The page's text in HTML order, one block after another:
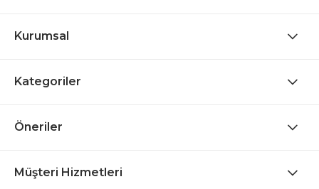
Kurumsal
Kategoriler
Öneriler
Müşteri Hizmetleri